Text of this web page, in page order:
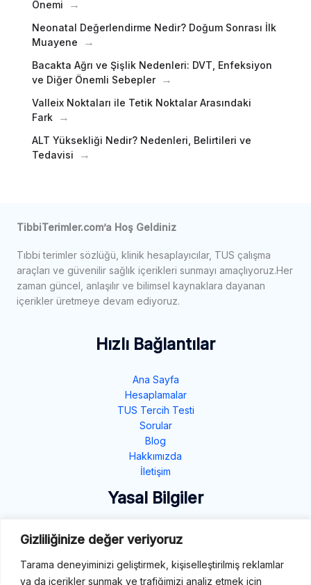
Gizliliğinize değer veriyoruz
Tarama deneyiminizi geliştirmek, kişiselleştirilmiş reklamlar
ya da içerikler sunmak ve trafiğimizi analiz etmek için
Önemi
Neonatal Değerlendirme Nedir? Doğum Sonrası İlk
Muayene
Bacakta Ağrı ve Şişlik Nedenleri: DVT, Enfeksiyon
ve Diğer Önemli Sebepler
Valleix Noktaları ile Tetik Noktalar Arasındaki
Fark
ALT Yüksekliği Nedir? Nedenleri, Belirtileri ve
Tedavisi
TibbiTerimler.com’a Hoş Geldiniz
Tıbbi terimler sözlüğü, klinik hesaplayıcılar, TUS çalışma
araçları ve güvenilir sağlık içerikleri sunmayı amaçlıyoruz.Her
zaman güncel, anlaşılır ve bilimsel kaynaklara dayanan
içerikler üretmeye devam ediyoruz.
Hızlı Bağlantılar
Ana Sayfa
Hesaplamalar
TUS Tercih Testi
Sorular
Blog
Hakkımızda
İletişim
Yasal Bilgiler
Gizlilik Politikası
Çerez Politikası
Şartlar ve Koşullar